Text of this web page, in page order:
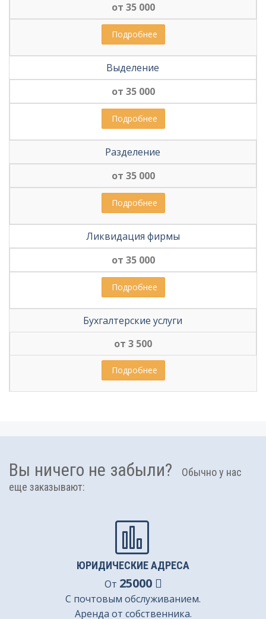
от 35 000
Подробнее
Выделение
от 35 000
Подробнее
Разделение
от 35 000
Подробнее
Ликвидация фирмы
от 35 000
Подробнее
Бухгалтерские услуги
от 3 500
Подробнее
Вы ничего не забыли?
Обычно у нас
еще заказывают:
ЮРИДИЧЕСКИЕ АДРЕСА
От 25000
С почтовым обслуживанием.
Аренда от собственника.